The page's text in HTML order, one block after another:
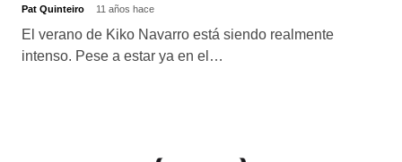
Pat Quinteiro 11 años hace
El verano de Kiko Navarro está siendo realmente
intenso. Pese a estar ya en el…